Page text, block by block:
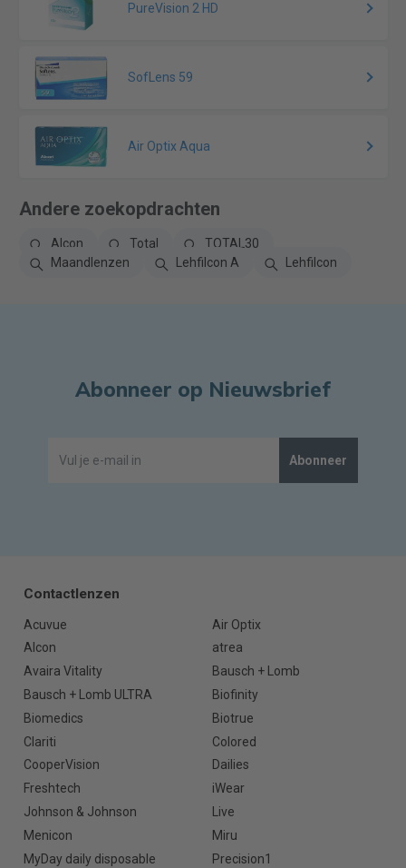
PureVision 2 HD
SofLens 59
Air Optix Aqua
Andere zoekopdrachten
Alcon Total
TOTAL30
Maandlenzen
Lehfilcon A Lehfilcon
Abonneer op Nieuwsbrief
Abonneer
Contactlenzen
Acuvue
Air Optix
Alcon
atrea
Avaira Vitality
Bausch + Lomb
Bausch + Lomb ULTRA
Biofinity
Biomedics
Biotrue
Clariti
Colored
CooperVision
Dailies
Freshtech
iWear
Johnson & Johnson
Live
Menicon
Miru
MyDay daily disposable
Precision1